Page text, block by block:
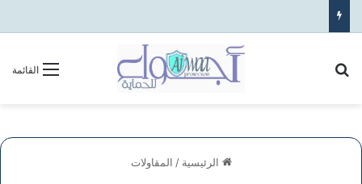
القائمة
الرئيسية / المقاولات